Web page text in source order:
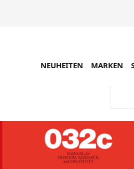
Tippe
NEUHEITEN MARKEN